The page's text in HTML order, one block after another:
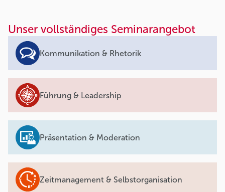
Unser vollständiges Seminarangebot
Kommunikation & Rhetorik
Führung & Leadership
Präsentation & Moderation
Zeitmanagement & Selbstorganisation